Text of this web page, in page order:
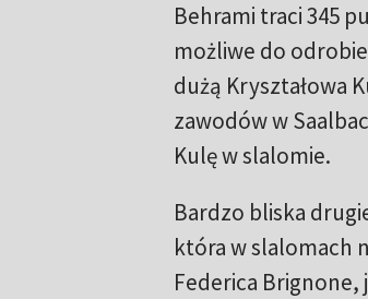
Behrami traci 345
możliwe do
dużą Kryształowa
zawodów w
Kulę w slalomie.
Bardzo bliska
która w slalomach
Federica Brignone,